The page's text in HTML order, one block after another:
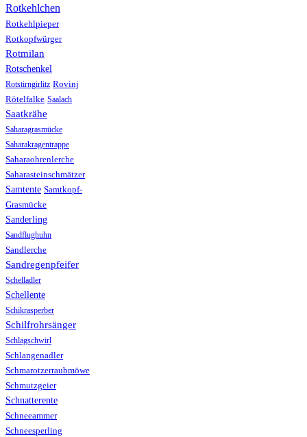
Rotkehlchen
Rotkehlpieper
Rotkopfwürger
Rotmilan
Rotschenkel
Rotstirngirlitz Rovinj
Rötelfalke Saalach
Saatkrähe
Saharagrasmücke
Saharakragentrappe
Saharaohrenlerche
Saharasteinschmätzer
Samtente Samtkopf-
Grasmücke
Sanderling
Sandflughuhn
Sandlerche
Sandregenpfeifer
Schelladler
Schellente
Schikrasperber
Schilfrohrsänger
Schlagschwirl
Schlangenadler
Schmarotzerraubmöwe
Schmutzgeier
Schnatterente
Schneeammer
Schneesperling